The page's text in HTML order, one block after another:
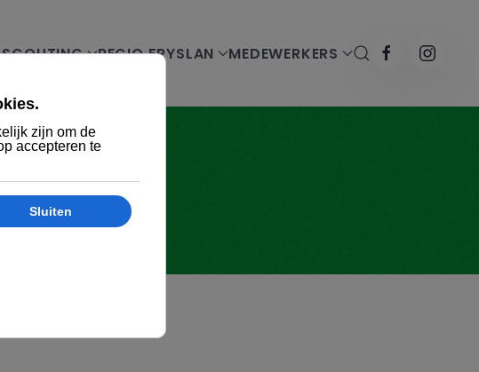
REGIO FRYSLAN MEDEWERKERS